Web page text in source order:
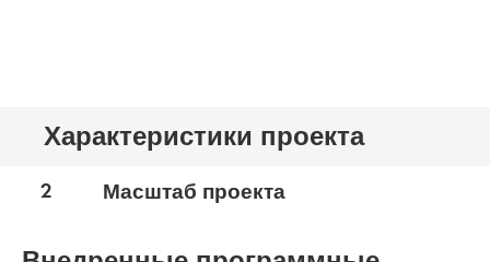
Характеристики проекта
2 Масштаб проекта